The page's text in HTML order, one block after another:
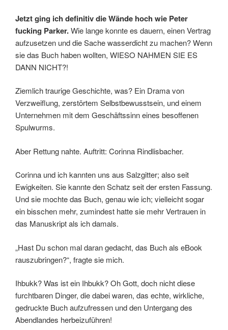
Jetzt ging ich definitiv die Wände hoch wie Peter
fucking Parker.Wie lange konnte es dauern, einen Vertrag
aufzusetzen und die Sache wasserdicht zu machen? Wenn
sie das Buch haben wollten, WIESO NAHMEN SIE ES
DANN NICHT?!
Ziemlich traurige Geschichte, was? Ein Drama von
Verzweiflung, zerstörtem Selbstbewusstsein, und einem
Unternehmen mit dem Geschäftssinn eines besoffenen
Spulwurms.
Aber Rettung nahte. Auftritt: Corinna Rindlisbacher.
Corinna und ich kannten uns aus Salzgitter; also seit
Ewigkeiten. Sie kannte den Schatz seit der ersten Fassung.
Und sie mochte das Buch, genau wie ich; vielleicht sogar
ein bisschen mehr, zumindest hatte sie mehr Vertrauen in
das Manuskript als ich damals.
„Hast Du schon mal daran gedacht, das Buch als eBook
rauszubringen?“, fragte sie mich.
Ihbukk? Was ist ein Ihbukk? Oh Gott, doch nicht diese
furchtbaren Dinger, die dabei waren, das echte, wirkliche,
gedruckte Buch aufzufressen und den Untergang des
Abendlandes herbeizuführen!